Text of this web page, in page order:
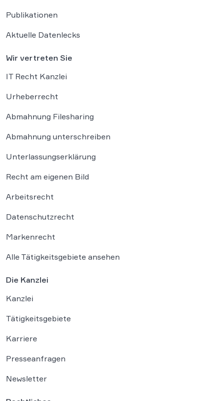
Publikationen
Aktuelle Datenlecks
Wir vertreten Sie
IT Recht Kanzlei
Urheberrecht
Abmahnung Filesharing
Abmahnung unterschreiben
Unterlassungserklärung
Recht am eigenen Bild
Arbeitsrecht
Datenschutzrecht
Markenrecht
Alle Tätigkeitsgebiete ansehen
Die Kanzlei
Kanzlei
Tätigkeitsgebiete
Karriere
Presseanfragen
Newsletter